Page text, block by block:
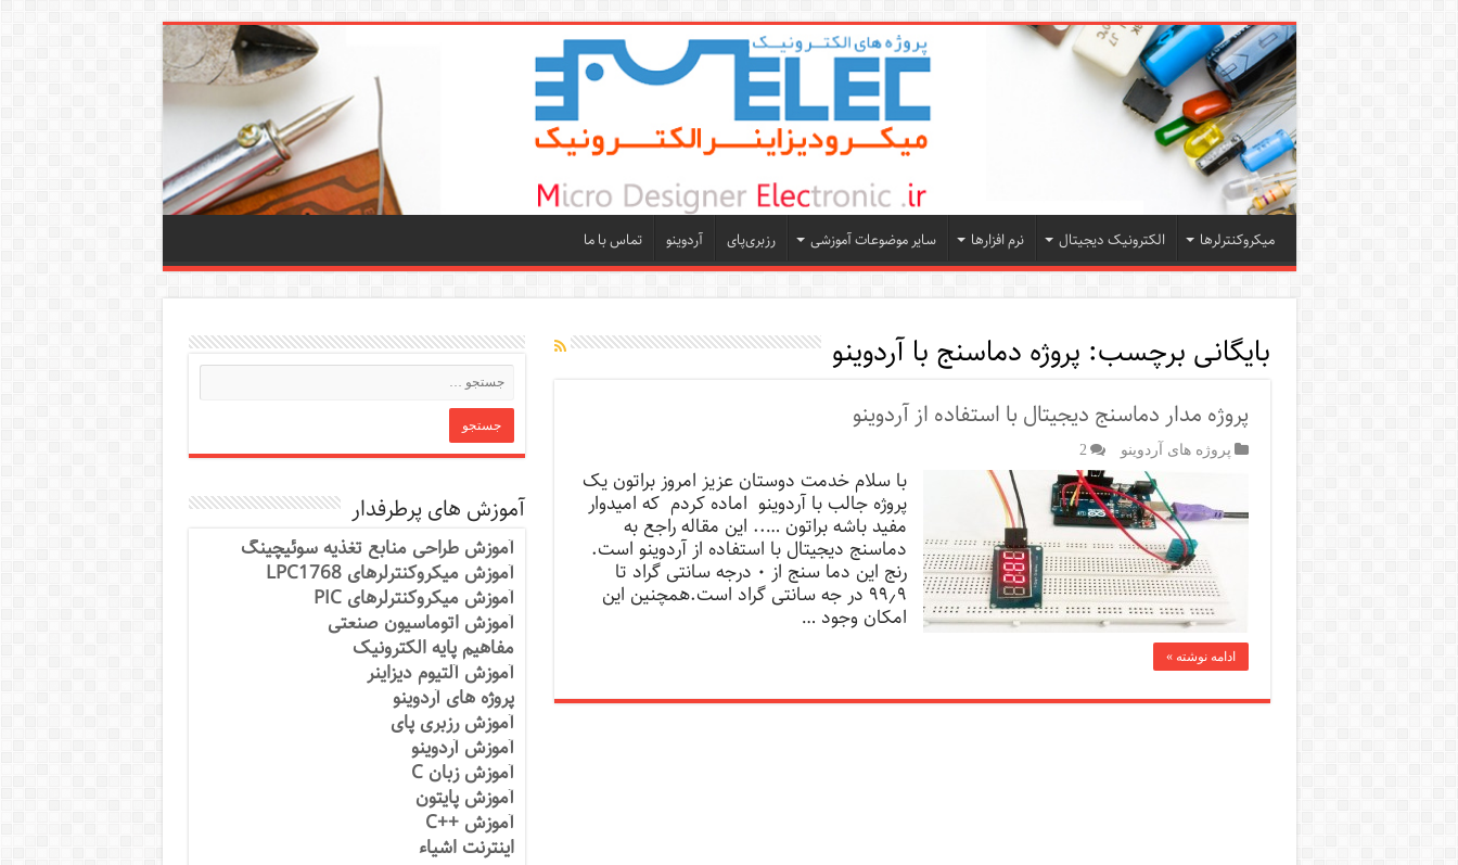
میکروکنترلرها الکترونیک دیجیتال نرم افزارها سایر موضوعات آموزشی رزبری‌پای آردوینو تماس با ما
بایگانی برچسب: پروژه دماسنج با آردوینو
پروژه مدار دماسنج دیجیتال با استفاده از آردوینو
پروژه های آردوینو 2
با سلام خدمت دوستان عزیز امروز براتون یک
پروژه جالب با آردوینو اماده کردم که امیدوار
مفید باشه براتون ….. این مقاله راجع به
دماسنج دیجیتال با استفاده از آردوینو است.
رنج این دما سنج از ۰ درجه سانتی گراد تا
۹۹٫۹ در جه سانتی گراد است.همچنین این
امکان وجود …
ادامه نوشته »
آموزش های پرطرفدار
آموزش طراحی منابع تغذیه سوئیچینگ
آموزش میکروکنترلرهای LPC1768
آموزش میکروکنترلرهای PIC
آموزش اتوماسیون صنعتی
مفاهیم پایه الکترونیک
آموزش آلتیوم دیزاینر
پروژه های آردوینو
آموزش رزبری پای
آموزش آردوینو
آموزش زبان C
آموزش پایتون
آموزش ++C
اینترنت اشیاء